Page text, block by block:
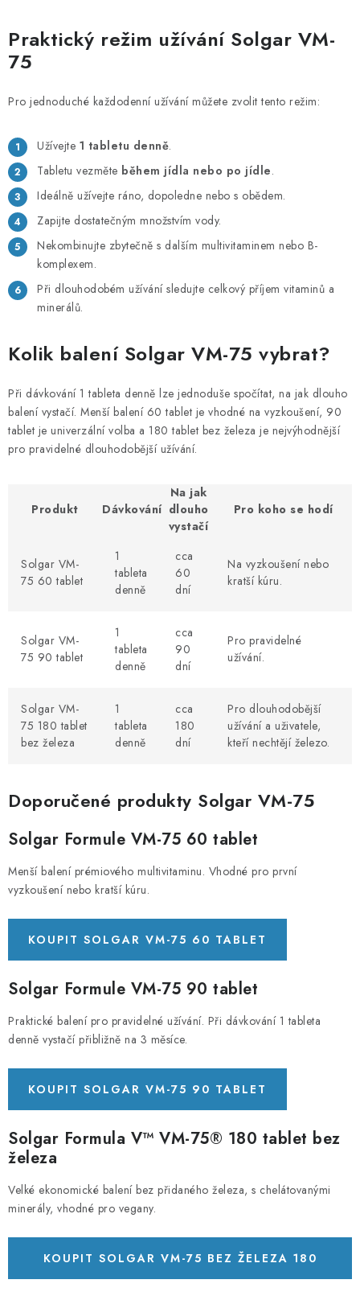
Praktický režim užívání Solgar VM-
75
Pro jednoduché každodenní užívání můžete zvolit tento režim:
Užívejte 1 tabletu denně.
Tabletu vezměte během jídla nebo po jídle.
Ideálně užívejte ráno, dopoledne nebo s obědem.
Zapijte dostatečným množstvím vody.
Nekombinujte zbytečně s dalším multivitaminem nebo B-
komplexem.
Při dlouhodobém užívání sledujte celkový příjem vitaminů a
minerálů.
Kolik balení Solgar VM-75 vybrat?
Při dávkování 1 tableta denně lze jednoduše spočítat, na jak dlouho
balení vystačí. Menší balení 60 tablet je vhodné na vyzkoušení, 90
tablet je univerzální volba a 180 tablet bez železa je nejvýhodnější
pro pravidelné dlouhodobější užívání.
Produkt Dávkování
Na jak
dlouho
vystačí
Pro koho se hodí
Solgar VM-
75 60 tablet
1
tableta
denně
cca
60
dní
Na vyzkoušení nebo
kratší kúru.
Solgar VM-
75 90 tablet
1
tableta
denně
cca
90
dní
Pro pravidelné
užívání.
Solgar VM-
75 180 tablet
bez železa
1
tableta
denně
cca
180
dní
Pro dlouhodobější
užívání a uživatele,
kteří nechtějí železo.
Doporučené produkty Solgar VM-75
Solgar Formule VM-75 60 tablet
Menší balení prémiového multivitaminu. Vhodné pro první
vyzkoušení nebo kratší kúru.
KOUPIT SOLGAR VM-75 60 TABLET
Solgar Formule VM-75 90 tablet
Praktické balení pro pravidelné užívání. Při dávkování 1 tableta
denně vystačí přibližně na 3 měsíce.
KOUPIT SOLGAR VM-75 90 TABLET
Solgar Formula V™ VM-75® 180 tablet bez
železa
Velké ekonomické balení bez přidaného železa, s chelátovanými
minerály, vhodné pro vegany.
KOUPIT SOLGAR VM-75 BEZ ŽELEZA 180